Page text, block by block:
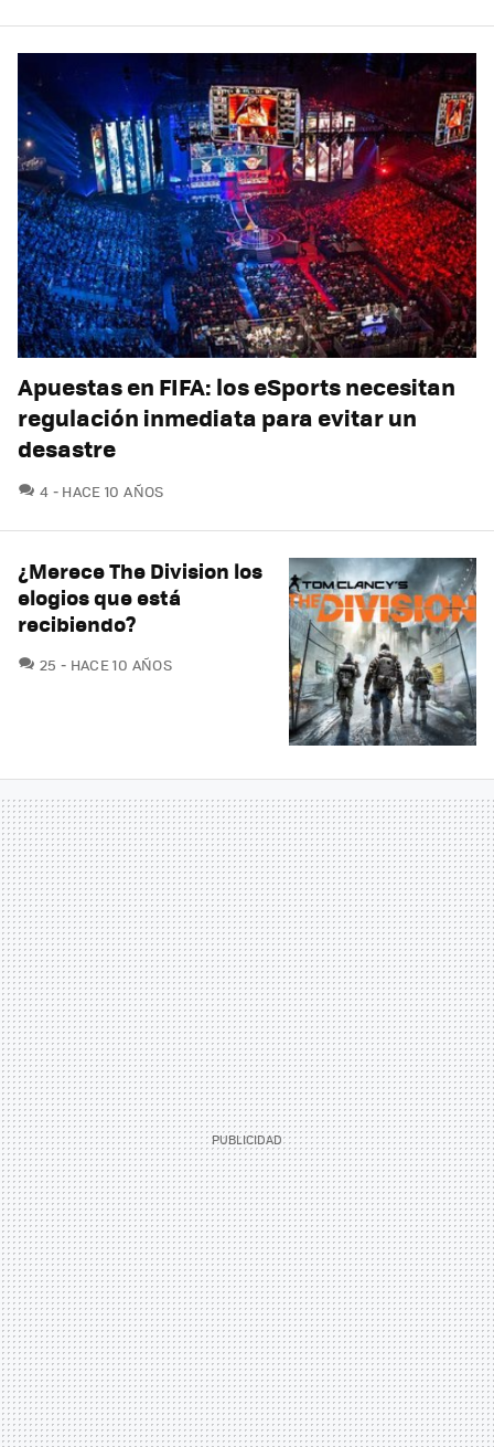
Apuestas en FIFA: los eSports necesitan
regulación inmediata para evitar un
desastre
4 COMENTARIOS
HACE 10 AÑOS
¿Merece The Division los
elogios que está
recibiendo?
25 COMENTARIOS
HACE 10 AÑOS